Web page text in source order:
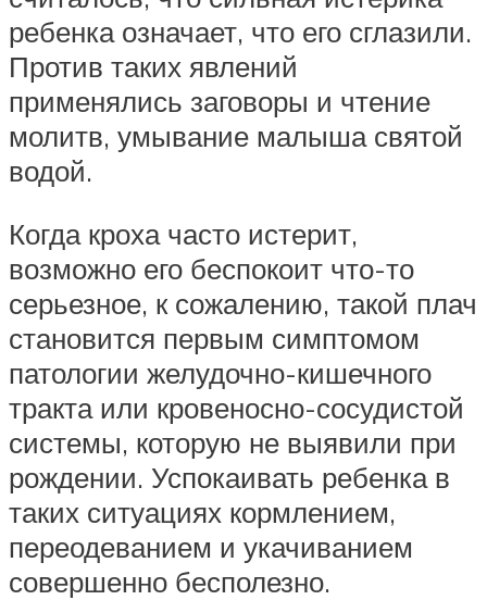
ребенка означает, что его сглазили.
Против таких явлений
применялись заговоры и чтение
молитв, умывание малыша святой
водой.
Когда кроха часто истерит,
возможно его беспокоит что-то
серьезное, к сожалению, такой плач
становится первым симптомом
патологии желудочно-кишечного
тракта или кровеносно-сосудистой
системы, которую не выявили при
рождении. Успокаивать ребенка в
таких ситуациях кормлением,
переодеванием и укачиванием
совершенно бесполезно.